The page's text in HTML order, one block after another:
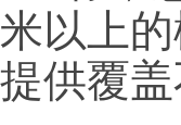
米以上
提供覆